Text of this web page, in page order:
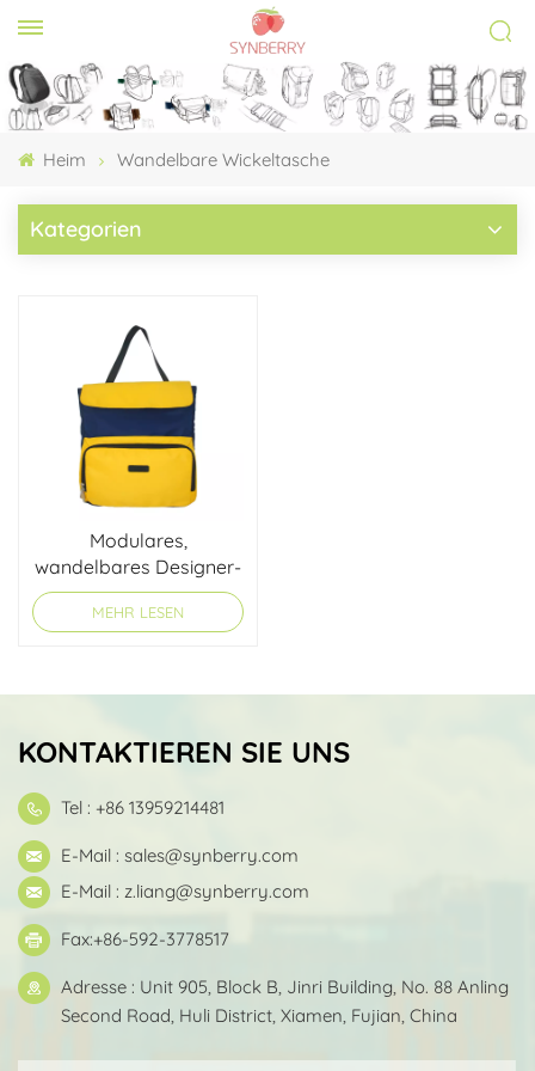
Heim Wandelbare Wickeltasche
Kategorien
Modulares,
wandelbares Designer-
Wickeltaschen-
Rucksack-Set
MEHR LESEN
KONTAKTIEREN SIE UNS
Tel : +86 13959214481
E-Mail : sales@synberry.com
E-Mail : z.liang@synberry.com
Fax:+86-592-3778517
Adresse : Unit 905, Block B, Jinri Building, No. 88 Anling
Second Road, Huli District, Xiamen, Fujian, China